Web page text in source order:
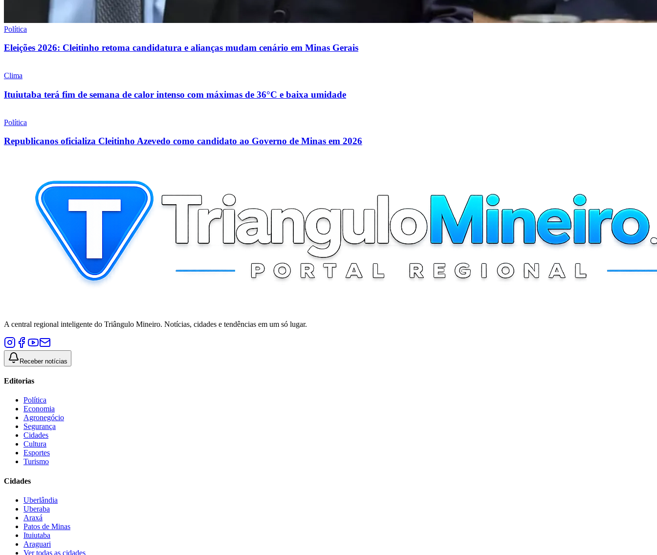
Política
Eleições 2026: Cleitinho retoma candidatura e alianças mudam cenário em Minas Gerais
Clima
Ituiutaba terá fim de semana de calor intenso com máximas de 36°C e baixa umidade
Política
Republicanos oficializa Cleitinho Azevedo como candidato ao Governo de Minas em 2026
A central regional inteligente do Triângulo Mineiro. Notícias, cidades e tendências em um só lugar.
Receber notícias
Editorias
Política
Economia
Agronegócio
Segurança
Cidades
Cultura
Esportes
Turismo
Cidades
Uberlândia
Uberaba
Araxá
Patos de Minas
Ituiutaba
Araguari
Ver todas as cidades